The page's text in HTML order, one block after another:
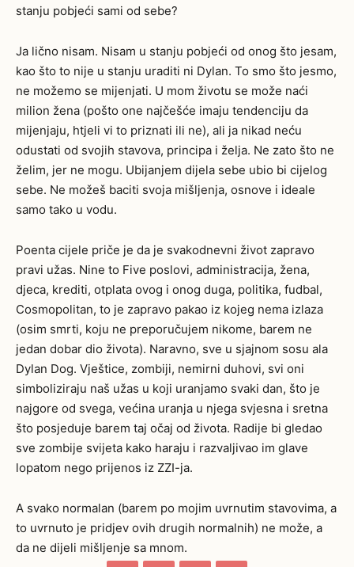
stanju pobjeći sami od sebe?
Ja lično nisam. Nisam u stanju pobjeći od onog što jesam,
kao što to nije u stanju uraditi ni Dylan. To smo što jesmo,
ne možemo se mijenjati. U mom životu se može naći
milion žena (pošto one najčešće imaju tendenciju da
mijenjaju, htjeli vi to priznati ili ne), ali ja nikad neću
odustati od svojih stavova, principa i želja. Ne zato što ne
želim, jer ne mogu. Ubijanjem dijela sebe ubio bi cijelog
sebe. Ne možeš baciti svoja mišljenja, osnove i ideale
samo tako u vodu.
Poenta cijele priče je da je svakodnevni život zapravo
pravi užas. Nine to Five poslovi, administracija, žena,
djeca, krediti, otplata ovog i onog duga, politika, fudbal,
Cosmopolitan, to je zapravo pakao iz kojeg nema izlaza
(osim smrti, koju ne preporučujem nikome, barem ne
jedan dobar dio života). Naravno, sve u sjajnom sosu ala
Dylan Dog. Vještice, zombiji, nemirni duhovi, svi oni
simboliziraju naš užas u koji uranjamo svaki dan, što je
najgore od svega, većina uranja u njega svjesna i sretna
što posjeduje barem taj očaj od života. Radije bi gledao
sve zombije svijeta kako haraju i razvaljivao im glave
lopatom nego prijenos iz ZZI-ja.
A svako normalan (barem po mojim uvrnutim stavovima, a
to uvrnuto je pridjev ovih drugih normalnih) ne može, a
da ne dijeli mišljenje sa mnom.